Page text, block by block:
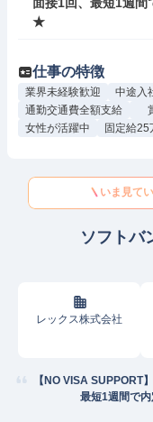
★
仕事の特徴
業界未経験歓迎 中途入
通勤交通費全額支給
女性が活躍中
固定給25
いま見て
ソフトバ
レックス株式会社
【NO VISA SUPPORT
最短1週間で